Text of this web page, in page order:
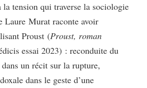
la tension qui traverse la sociologie
Laure Murat raconte avoir
Proust (Proust, roman
essai 2023) : reconduite du
un récit sur la rupture,
dans le geste d’une